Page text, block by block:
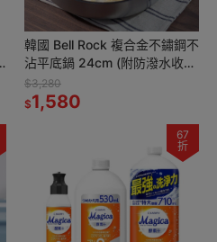
韓國 Bell Rock 複合金不鏽鋼不
沾平底鍋 24cm (附防潑水收納
袋) 可拆式手把 不沾煎鍋
$3,280
$1,580
67
折